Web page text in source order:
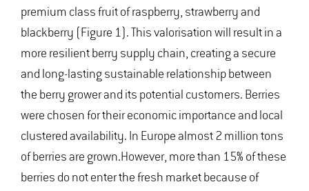
premium class fruit of raspberry, strawberry and
blackberry (Figure 1). This valorisation will result in a
more resilient berry supply chain, creating a secure
and long-lasting sustainable relationship between
the berry grower and its potential customers. Berries
were chosen for their economic importance and local
clustered availability. In Europe almost 2 million tons
of berries are grown.However, more than 15% of these
berries do not enter the fresh market because of